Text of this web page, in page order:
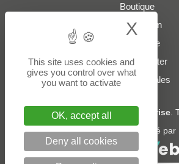
Boutique
Présentation
Plan du site
Nous contacter
Mentions légales
© 2022 - 2026Lancer Mon Entreprise .
Un service édité par
This site uses cookies and
gives you control over what
you want to activate
OK, accept all
Deny all cookies
X